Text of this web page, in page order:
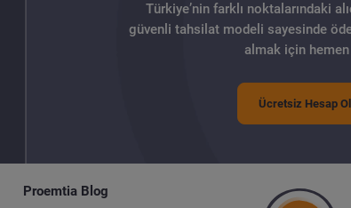
Türkiye’nin farklı noktalarındaki
güvenli tahsilat modeli sayesinde
almak için hemen
Ücretsiz Hesap
Proemtia Blog